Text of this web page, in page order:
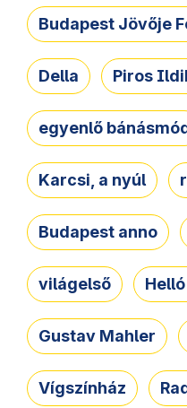
Budapest Jövője
Della Piros
egyenlő
Karcsi, a nyúl
Budapest anno
világelső
Gustav Mahler
Vígszínház